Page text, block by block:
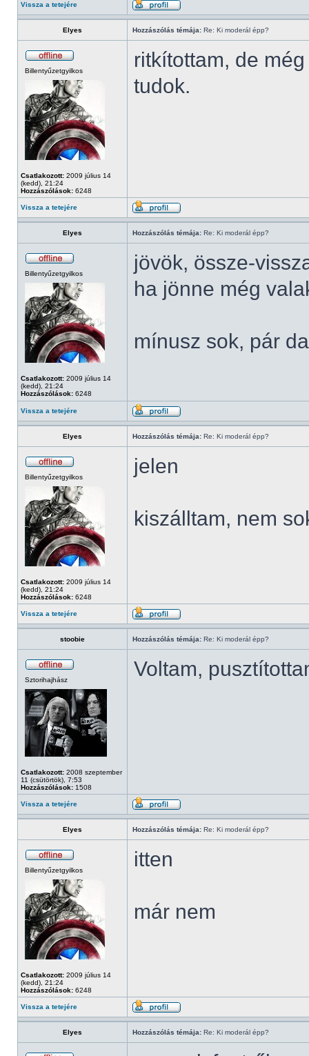
Vissza a tetejére
Elyes Hozzászólás témája: Re: Ki moderál épp?
Billentyűzetgyilkos
Csatlakozott: 2009 július 14
(kedd), 21:24
Hozzászólások: 6248
ritkítottam, de
tudok.
Vissza a tetejére
Elyes Hozzászólás témája: Re: Ki moderál épp?
Billentyűzetgyilkos
Csatlakozott: 2009 július 14
(kedd), 21:24
Hozzászólások: 6248
jövök, össze-
ha jönne még
mínusz sok, pár
Vissza a tetejére
Elyes Hozzászólás témája: Re: Ki moderál épp?
Billentyűzetgyilkos
Csatlakozott: 2009 július 14
(kedd), 21:24
Hozzászólások: 6248
jelen
kiszálltam, nem
Vissza a tetejére
stoobie Hozzászólás témája: Re: Ki moderál épp?
Sztorihajhász
Csatlakozott: 2008 szeptember
11 (csütörtök), 7:53
Hozzászólások: 1508
Voltam,
Vissza a tetejére
Elyes Hozzászólás témája: Re: Ki moderál épp?
Billentyűzetgyilkos
Csatlakozott: 2009 július 14
(kedd), 21:24
Hozzászólások: 6248
itten
már nem
Vissza a tetejére
Elyes Hozzászólás témája: Re: Ki moderál épp?